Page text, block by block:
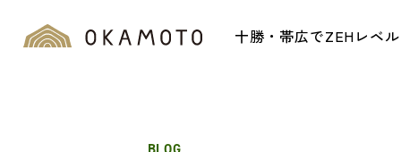
十勝・帯広でZEHレベ